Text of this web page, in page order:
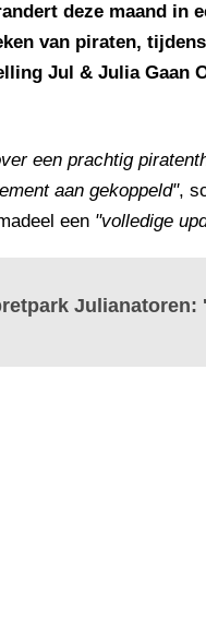
deze maand in
van piraten,
Jul & Julia Gaan
een prachtig
aan gekoppeld",
een "volledige
Julianatoren: